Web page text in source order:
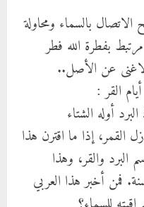
بالسماء ومحاولة
بفطرة الله فطر
لاغنى عن الأصل..
القر :
أوله الشتاء
القمر، إذا ما اقترن هذا
والقر، وهذا
فمن أخبر هذا العربي
للسماء؟